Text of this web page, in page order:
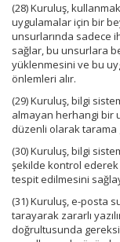
(28) Kuruluş,
uygulamalar için bir
unsurlarında sadece
sağlar, bu unsurlara
yüklenmesini ve bu
önlemleri alır.
(29) Kuruluş, bilgi
almayan herhangi bir
düzenli olarak tarama
(30) Kuruluş, bilgi
şekilde kontrol ederek
tespit edilmesini
(31) Kuruluş, e-posta
tarayarak zararlı
doğrultusunda